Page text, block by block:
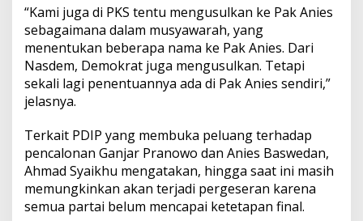
H
a
r
u
s
d
P
a
r
p
o
l
“Kami juga di PKS tentu mengusulkan ke Pak Anies
sebagaimana dalam musyawarah, yang
menentukan beberapa nama ke Pak Anies. Dari
Nasdem, Demokrat juga mengusulkan. Tetapi
sekali lagi penentuannya ada di Pak Anies sendiri,”
jelasnya.
Terkait PDIP yang membuka peluang terhadap
pencalonan Ganjar Pranowo dan Anies Baswedan,
Ahmad Syaikhu mengatakan, hingga saat ini masih
memungkinkan akan terjadi pergeseran karena
semua partai belum mencapai ketetapan final.